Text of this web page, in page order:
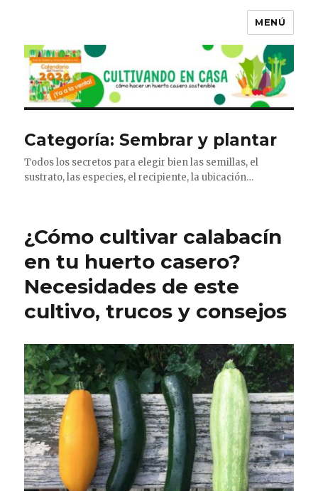
MENÚ
Categoría: Sembrar y plantar
Todos los secretos para elegir bien las semillas, el
sustrato, las especies, el recipiente, la ubicación…
¿Cómo cultivar calabacín
en tu huerto casero?
Necesidades de este
cultivo, trucos y consejos